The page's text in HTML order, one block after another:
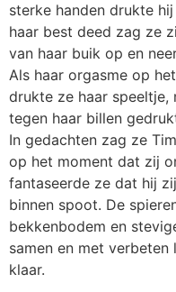
sterke handen drukte
haar best deed zag ze
van haar buik op en
Als haar orgasme op
drukte ze haar speeltje,
tegen haar billen
In gedachten zag ze
op het moment dat zij
fantaseerde ze dat hij
binnen spoot. De
bekkenbodem en
samen en met
klaar.